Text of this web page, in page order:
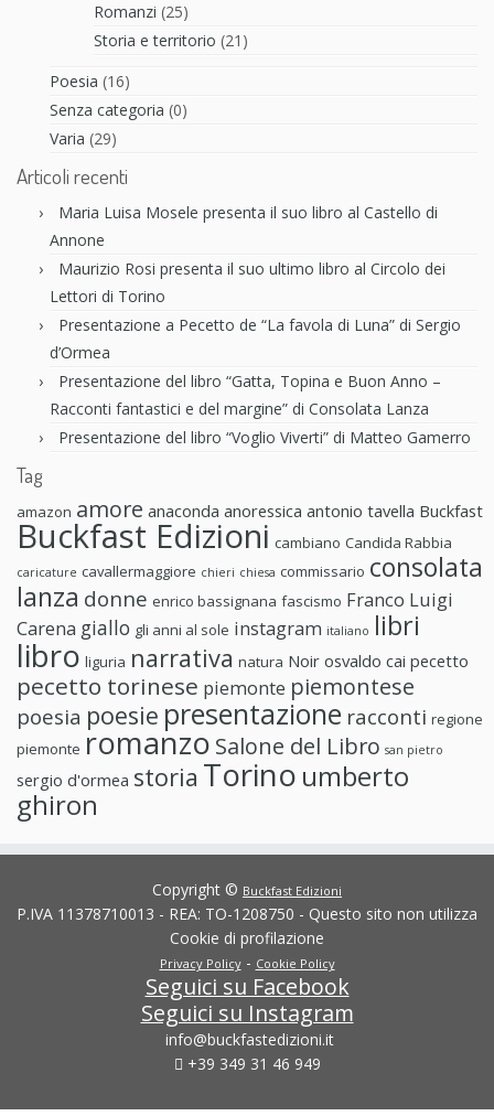
Romanzi (25)
Storia e territorio (21)
Poesia (16)
Senza categoria (0)
Varia (29)
Articoli recenti
Maria Luisa Mosele presenta il suo libro al Castello di
Annone
Maurizio Rosi presenta il suo ultimo libro al Circolo dei
Lettori di Torino
Presentazione a Pecetto de “La favola di Luna” di Sergio
d’Ormea
Presentazione del libro “Gatta, Topina e Buon Anno –
Racconti fantastici e del margine” di Consolata Lanza
Presentazione del libro “Voglio Viverti” di Matteo Gamerro
Tag
amazon amore anaconda anoressica antonio tavella Buckfast
Buckfast Edizioni cambiano Candida Rabbia
caricature cavallermaggiore chieri chiesa commissario consolata
lanza donne enrico bassignana fascismo Franco Luigi
Carena giallo gli anni al sole instagram italiano libri
libro liguria narrativa natura Noir osvaldo cai pecetto
pecetto torinese piemonte piemontese
poesia poesie presentazione racconti regione
piemonte romanzo Salone del Libro san pietro
sergio d'ormea storia Torino umberto
ghiron
Copyright © Buckfast Edizioni
P.IVA 11378710013 - REA: TO-1208750 - Questo sito non utilizza
Cookie di profilazione
Privacy Policy- Cookie Policy
Seguici su Facebook
Seguici su Instagram
info@buckfastedizioni.it
+39 349 31 46 949